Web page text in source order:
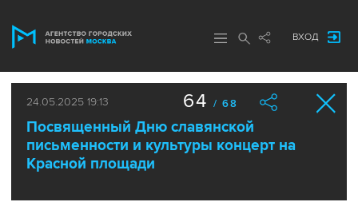
ВХОД
24.05.2025 19:13
Посвященный Дню славянской
письменности и культуры концерт на
Красной площади
64 / 68